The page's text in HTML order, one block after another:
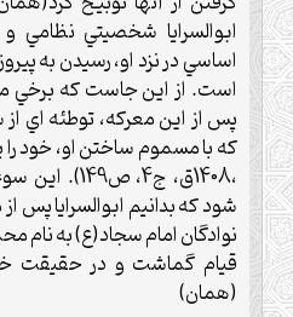
ابوالسرايا شخصيتي
اساسي در نزد او، رسيدن به
است. از اين جاست که برخي
پس از اين معرکه، توطئه اي از
که با مسموم ساختن او، خود را
،1408ق،
شود که بدانيم ابوالسرايا پس
نوادگان امام سجاد(ع) به نام
قيام گماشت و در حقيقت
(همان)